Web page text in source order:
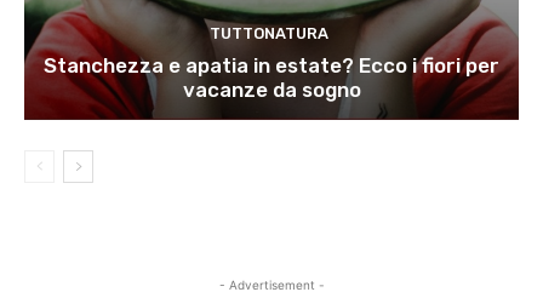
TUTTONATURA
Stanchezza e apatia in estate? Ecco i fiori per
vacanze da sogno
- Advertisement -